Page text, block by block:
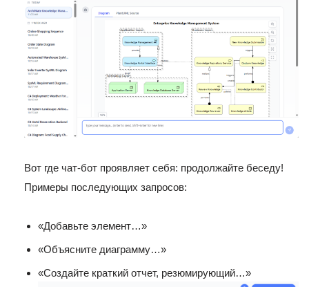
Вот где чат-бот проявляет себя: продолжайте беседу!
Примеры последующих запросов:
«Добавьте элемент…»
«Объясните диаграмму…»
«Создайте краткий отчет, резюмирующий…»